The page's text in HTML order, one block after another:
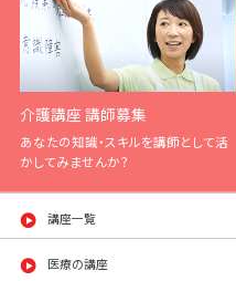
介護講座 講師募集
あなたの知識・スキルを講師として活
かしてみませんか？
講座一覧
医療の講座